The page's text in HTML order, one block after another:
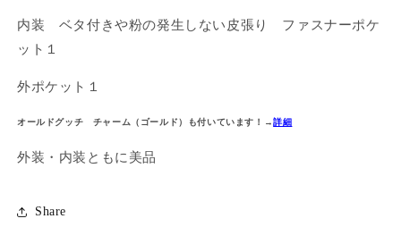
内装 ベタ付きや粉の発生しない皮張り ファスナーポケ
ット１
外ポケット１
オールドグッチ チャーム（ゴールド）も付いています！→詳細
外装・内装ともに美品
Share